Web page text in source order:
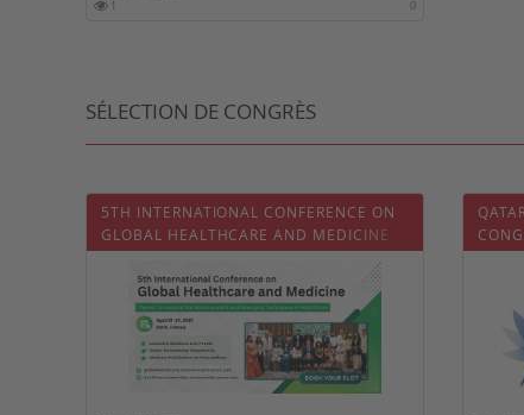
1
0
SÉLECTION DE CONGRÈS
5TH INTERNATIONAL CONFERENCE ON
GLOBAL HEALTHCARE AND MEDICINE